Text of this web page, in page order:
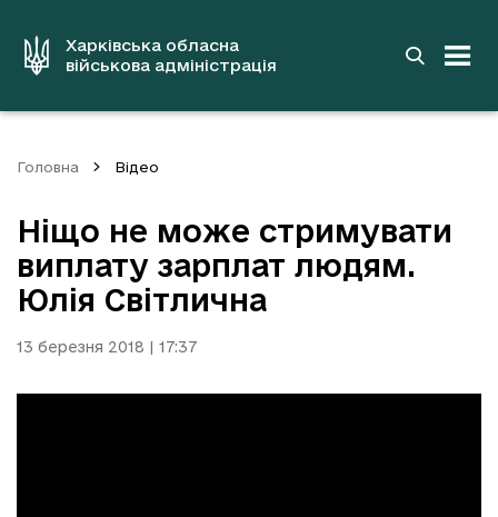
вмістуХарківська обласна
військова адміністрація
Головна Відео
Ніщо не може стримувати
виплату зарплат людям.
Юлія Світлична
13 березня 2018 | 17:37